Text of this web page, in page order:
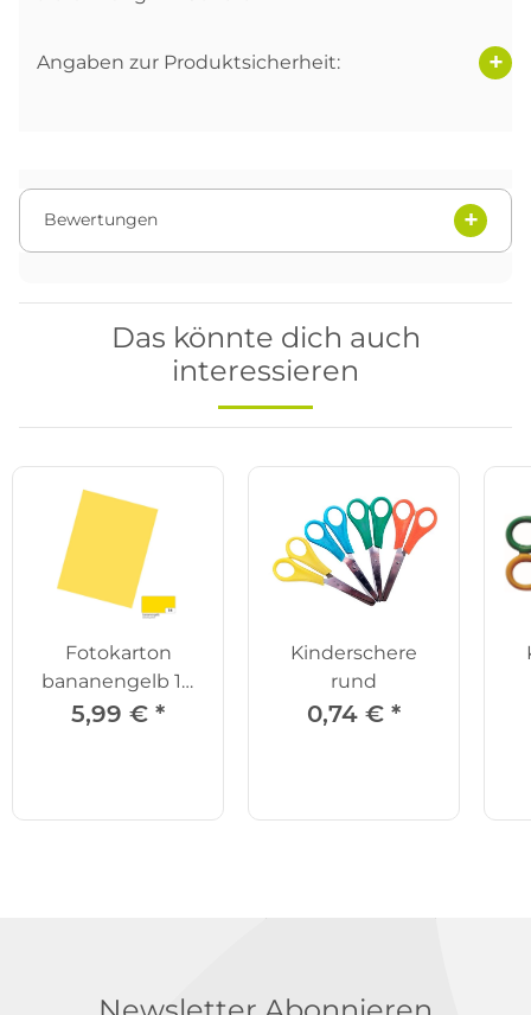
Angaben zur Produktsicherheit:
Bewertungen
Das könnte dich auch
interessieren
Fotokarton
bananengelb 10
Bögen
5,99 € *
Kinderschere
rund
0,74 € *